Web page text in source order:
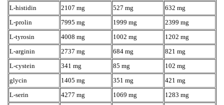
L-histidin 2107 mg 527 mg
632 mg
L-prolin
7995 mg 1999 mg
2399 mg
L-tyrosin
4008 mg 1002 mg
1202 mg
L-arginin
2737 mg 684 mg
821 mg
L-cystein
341 mg 85 mg
102 mg
glycin
1405 mg 351 mg
421 mg
L-serin
4277 mg 1069 mg
1283 mg